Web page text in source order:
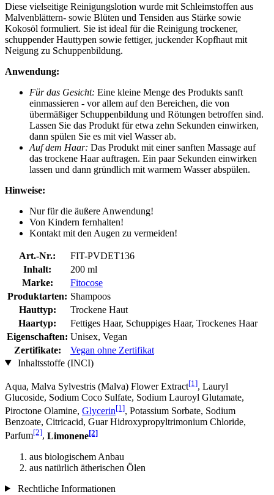
Diese vielseitige Reinigungslotion wurde mit Schleimstoffen aus
Malvenblättern- sowie Blüten und Tensiden aus Stärke sowie
Kokosöl formuliert. Sie ist ideal für die Reinigung trockener,
schuppender Hauttypen sowie fettiger, juckender Kopfhaut mit
Neigung zu Schuppenbildung.
Anwendung:
Für das Gesicht: Eine kleine Menge des Produkts sanft
einmassieren - vor allem auf den Bereichen, die von
übermäßiger Schuppenbildung und Rötungen betroffen sind.
Lassen Sie das Produkt für etwa zehn Sekunden einwirken,
dann spülen Sie es mit viel Wasser ab.
Auf dem Haar: Das Produkt mit einer sanften Massage auf
das trockene Haar auftragen. Ein paar Sekunden einwirken
lassen und dann gründlich mit warmem Wasser abspülen.
Hinweise:
Nur für die äußere Anwendung!
Von Kindern fernhalten!
Kontakt mit den Augen zu vermeiden!
Art.-Nr.:
FIT-PVDET136
Inhalt:
200 ml
Marke:
Fitocose
Produktarten: Shampoos
Hauttyp:
Trockene Haut
Haartyp:
Fettiges Haar, Schuppiges Haar, Trockenes Haar
Eigenschaften: Unisex, Vegan
Zertifikate:
Vegan ohne Zertifikat
Inhaltsstoffe (INCI)
Aqua, Malva Sylvestris (Malva) Flower Extract[1], Lauryl
Glucoside, Sodium Coco­ Sulfate, Sodium Lauroyl Glutamate,
Piroctone Olamine, Glycerin[1], Potassium Sorbate, Sodium
Benzoate, Citricacid, Guar Hidroxypropyltrimonium Chloride,
Parfum[2], Limonene[2]
aus biologischem Anbau
aus natürlich ätherischen Ölen
Rechtliche Informationen